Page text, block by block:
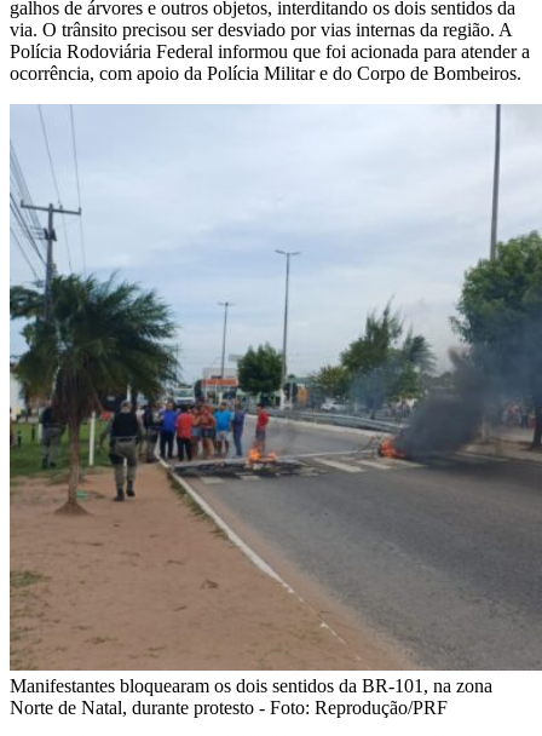
galhos de árvores e outros objetos, interditando os dois sentidos da
via. O trânsito precisou ser desviado por vias internas da região. A
Polícia Rodoviária Federal informou que foi acionada para atender a
ocorrência, com apoio da Polícia Militar e do Corpo de Bombeiros.
Manifestantes bloquearam os dois sentidos da BR-101, na zona
Norte de Natal, durante protesto - Foto: Reprodução/PRF